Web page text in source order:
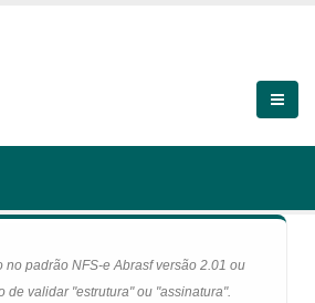
no padrão NFS-e Abrasf versão 2.01 ou
de validar "estrutura" ou "assinatura".